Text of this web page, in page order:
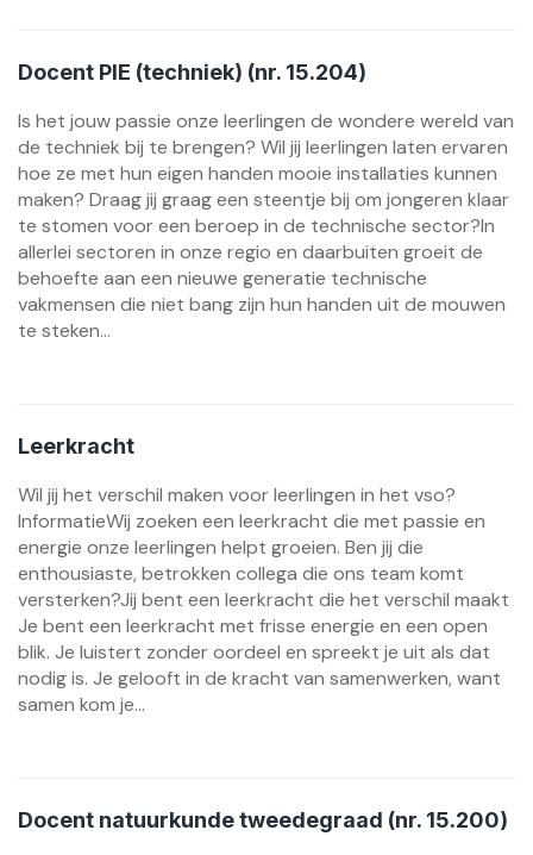
Docent PIE (techniek) (nr. 15.204)
Is het jouw passie onze leerlingen de wondere wereld van
de techniek bij te brengen? Wil jij leerlingen laten ervaren
hoe ze met hun eigen handen mooie installaties kunnen
maken? Draag jij graag een steentje bij om jongeren klaar
te stomen voor een beroep in de technische sector?In
allerlei sectoren in onze regio en daarbuiten groeit de
behoefte aan een nieuwe generatie technische
vakmensen die niet bang zijn hun handen uit de mouwen
te steken...
Leerkracht
Wil jij het verschil maken voor leerlingen in het vso?
InformatieWij zoeken een leerkracht die met passie en
energie onze leerlingen helpt groeien. Ben jij die
enthousiaste, betrokken collega die ons team komt
versterken?Jij bent een leerkracht die het verschil maakt
Je bent een leerkracht met frisse energie en een open
blik. Je luistert zonder oordeel en spreekt je uit als dat
nodig is. Je gelooft in de kracht van samenwerken, want
samen kom je...
Docent natuurkunde tweedegraad (nr. 15.200)